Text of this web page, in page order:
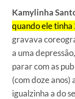
Kamylinha
quando ele tinha
gravava
a uma
parar com as
(com doze
igualzinha a do